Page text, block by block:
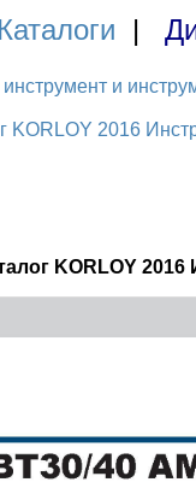
Каталоги |
и
KORLOY 2016
KORLOY